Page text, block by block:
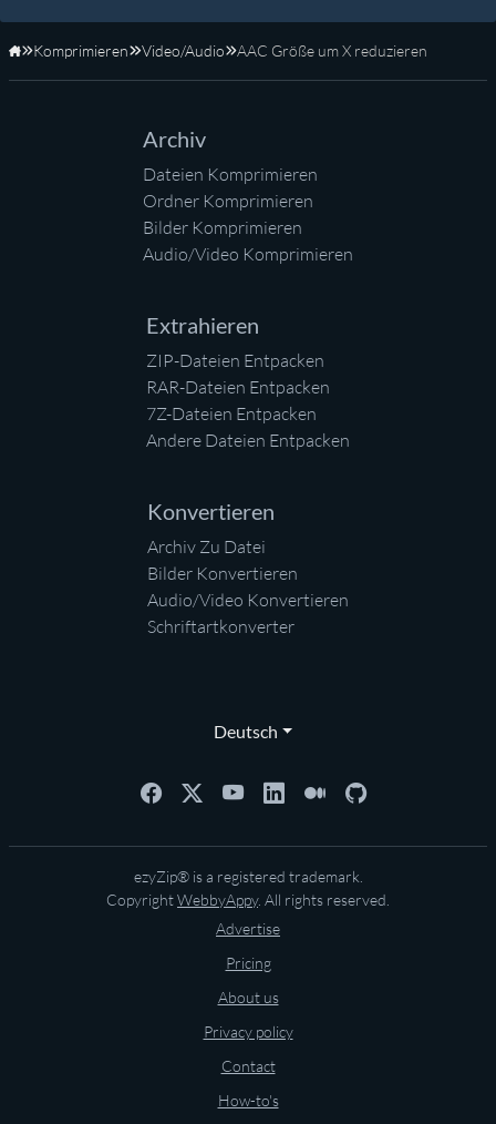
Startseite
Komprimieren Video/Audio AAC Größe um X reduzieren
Archiv
Dateien Komprimieren
Ordner Komprimieren
Bilder Komprimieren
Audio/Video Komprimieren
Extrahieren
ZIP-Dateien Entpacken
RAR-Dateien Entpacken
7Z-Dateien Entpacken
Andere Dateien Entpacken
Konvertieren
Archiv Zu Datei
Bilder Konvertieren
Audio/Video Konvertieren
Schriftartkonverter
Deutsch
ezyZip® is a registered trademark.
CopyrightWebbyAppy. All rights reserved.
Advertise
Pricing
About us
Privacy policy
Contact
How-to's